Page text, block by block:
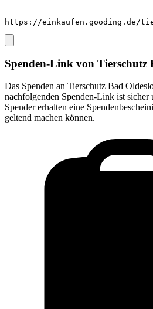
https://einkaufen.gooding.de/
Spenden-Link von Tierschutz
Das Spenden an Tierschutz Bad
nachfolgenden Spenden-Link ist sicher
Spender erhalten eine
geltend machen können.